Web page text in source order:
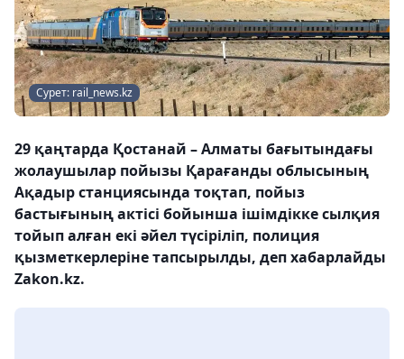
Сурет: rail_news.kz
29 қаңтарда Қостанай – Алматы бағытындағы
жолаушылар пойызы Қарағанды облысының
Ақадыр станциясында тоқтап, пойыз
бастығының актісі бойынша ішімдікке сылқия
тойып алған екі әйел түсіріліп, полиция
қызметкерлеріне тапсырылды, деп хабарлайды
Zakon.kz.